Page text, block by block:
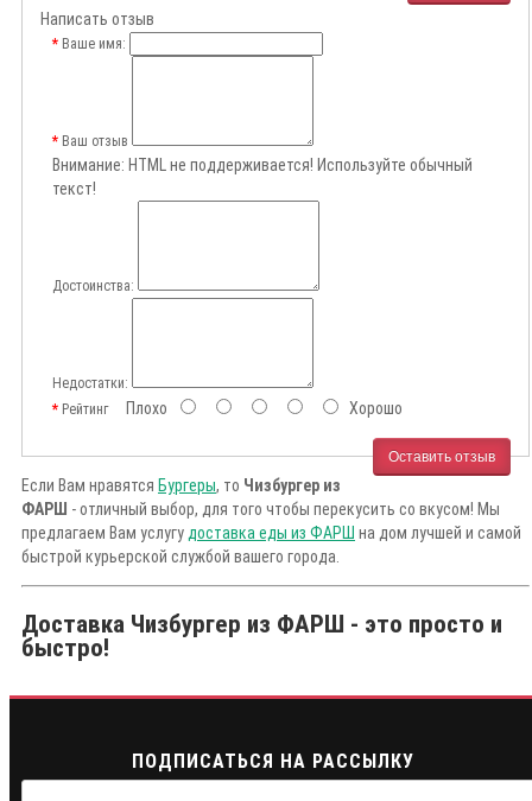
Написать отзыв
Ваше имя:
Ваш отзыв
Внимание: HTML не поддерживается! Используйте обычный
текст!
Достоинства:
Недостатки:
РейтингПлохо Хорошо
Оставить отзыв
Если Вам нравятся Бургеры, то Чизбургер из
ФАРШ - отличный выбор, для того чтобы перекусить со вкусом! Мы
предлагаем Вам услугу доставка еды из ФАРШ на дом лучшей и самой
быстрой курьерской службой вашего города.
Доставка Чизбургер из ФАРШ - это просто и
быстро!
ПОДПИСАТЬСЯ НА РАССЫЛКУ